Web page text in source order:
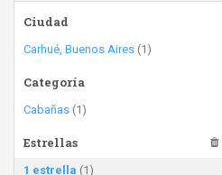
Ciudad
Carhué, Buenos Aires (1)
Categoría
Cabañas (1)
Estrellas
1 estrella (1)